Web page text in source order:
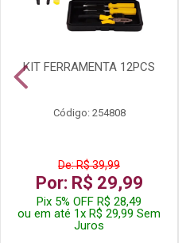
KIT FERRAMENTA 12PCS
Código: 254808
De: R$ 39,99
Por: R$ 29,99
Pix 5% OFF R$ 28,49
ou em até 1x R$ 29,99 Sem
Juros